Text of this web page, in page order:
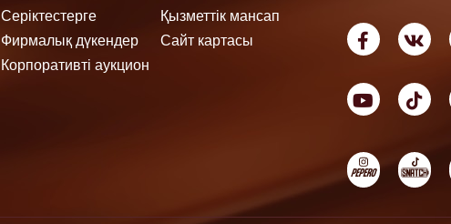
Серіктестерге
Қызметтік мансап
Фирмалық дүкендер
Сайт картасы
Корпоративті аукцион